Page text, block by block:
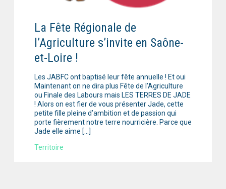
La Fête Régionale de
l’Agriculture s’invite en Saône-
et-Loire !
Les JABFC ont baptisé leur fête annuelle ! Et oui
Maintenant on ne dira plus Fête de l’Agriculture
ou Finale des Labours mais LES TERRES DE JADE
! Alors on est fier de vous présenter Jade, cette
petite fille pleine d’ambition et de passion qui
porte fièrement notre terre nourricière. Parce que
Jade elle aime […]
Territoire